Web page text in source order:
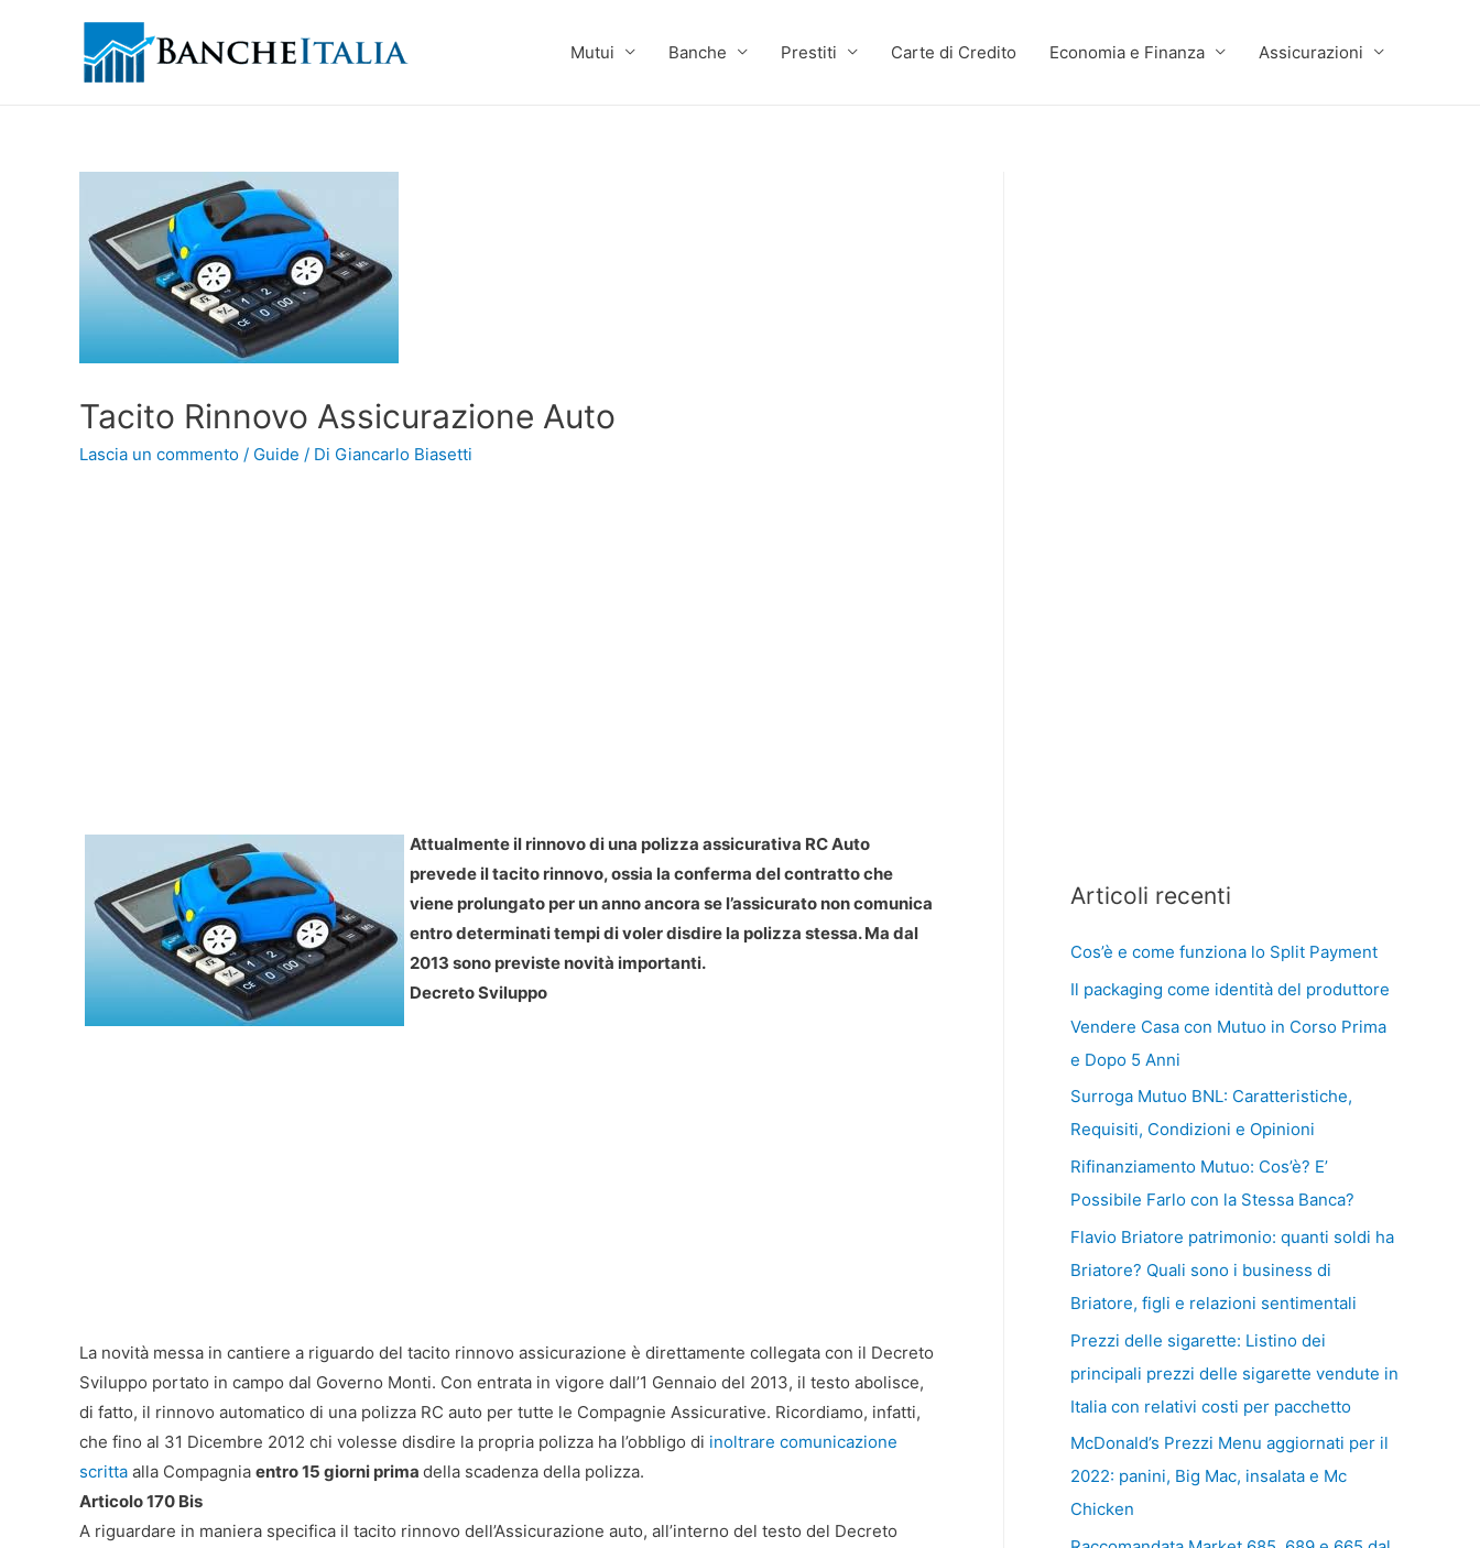
Mutui Banche Prestiti Carte di Credito Economia e Finanza Assicurazioni
Tacito Rinnovo Assicurazione Auto
Lascia un commento / Guide / Di Giancarlo Biasetti
Attualmente il rinnovo di una polizza assicurativa RC Auto
prevede il tacito rinnovo, ossia la conferma del contratto che
viene prolungato per un anno ancora se l’assicurato non comunica
entro determinati tempi di voler disdire la polizza stessa. Ma dal
2013 sono previste novità importanti.
Decreto Sviluppo
La novità messa in cantiere a riguardo del tacito rinnovo assicurazione è direttamente collegata con il Decreto
Sviluppo portato in campo dal Governo Monti. Con entrata in vigore dall’1 Gennaio del 2013, il testo abolisce,
di fatto, il rinnovo automatico di una polizza RC auto per tutte le Compagnie Assicurative. Ricordiamo, infatti,
che fino al 31 Dicembre 2012 chi volesse disdire la propria polizza ha l’obbligo di inoltrare comunicazione
scritta alla Compagnia entro 15 giorni prima della scadenza della polizza.
Articolo 170 Bis
A riguardare in maniera specifica il tacito rinnovo dell’Assicurazione auto, all’interno del testo del Decreto
Articoli recenti
Cos’è e come funziona lo Split Payment
Il packaging come identità del produttore
Vendere Casa con Mutuo in Corso Prima
e Dopo 5 Anni
Surroga Mutuo BNL: Caratteristiche,
Requisiti, Condizioni e Opinioni
Rifinanziamento Mutuo: Cos’è? E’
Possibile Farlo con la Stessa Banca?
Flavio Briatore patrimonio: quanti soldi ha
Briatore? Quali sono i business di
Briatore, figli e relazioni sentimentali
Prezzi delle sigarette: Listino dei
principali prezzi delle sigarette vendute in
Italia con relativi costi per pacchetto
McDonald’s Prezzi Menu aggiornati per il
2022: panini, Big Mac, insalata e Mc
Chicken